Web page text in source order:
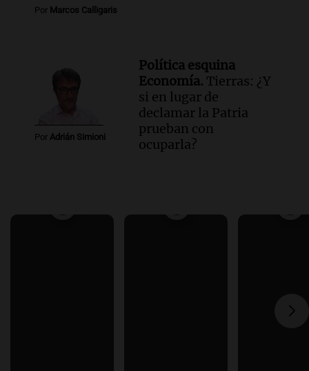
Por Marcos Calligaris
Por Adrián Simioni
Política esquina
Economía. Tierras: ¿Y
si en lugar de
declamar la Patria
prueban con
ocuparla?